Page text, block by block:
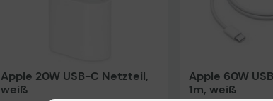
Apple 20W USB-C Netzteil,
weiß
Apple 60W
1m, weiß